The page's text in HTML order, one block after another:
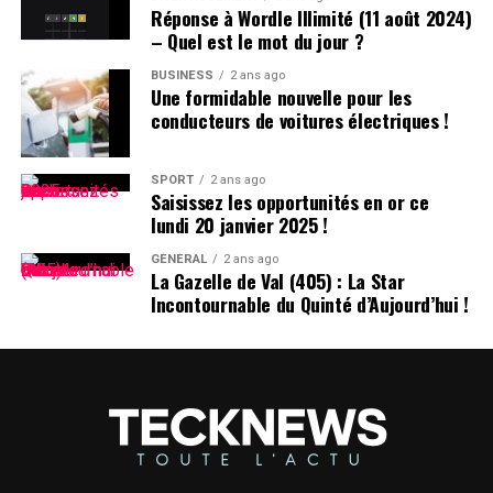
Pensées sur l’Identité Associée au
Prénom
Le choix d’un prénom peut avoir un impact significatif
sur notre identité personnelle tout au long de notre
existence. Que ce soit pour se distinguer ou pour
s’intégrer dans un groupe social spécifique, chaque
individu développe une relation particulière avec son
propre nom.
les prénoms ne sont pas simplement des désignations ;
Réponse à Wordle Illimité (11 août 2024)
– Quel est le mot du jour ?
BUSINESS 2 ans ago
Une formidable nouvelle pour les
conducteurs de voitures électriques !
SPORT 2 ans ago
Saisissez les opportunités en or ce
lundi 20 janvier 2025 !
GÉNÉRAL 2 ans ago
La Gazelle de Val (405) : La Star
Incontournable du Quinté d’Aujourd’hui !